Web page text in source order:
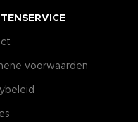
voorwaarden